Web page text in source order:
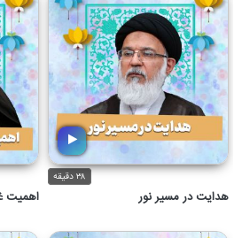
۳۸ دقیقه
هدایت در مسیر نور اهمیت